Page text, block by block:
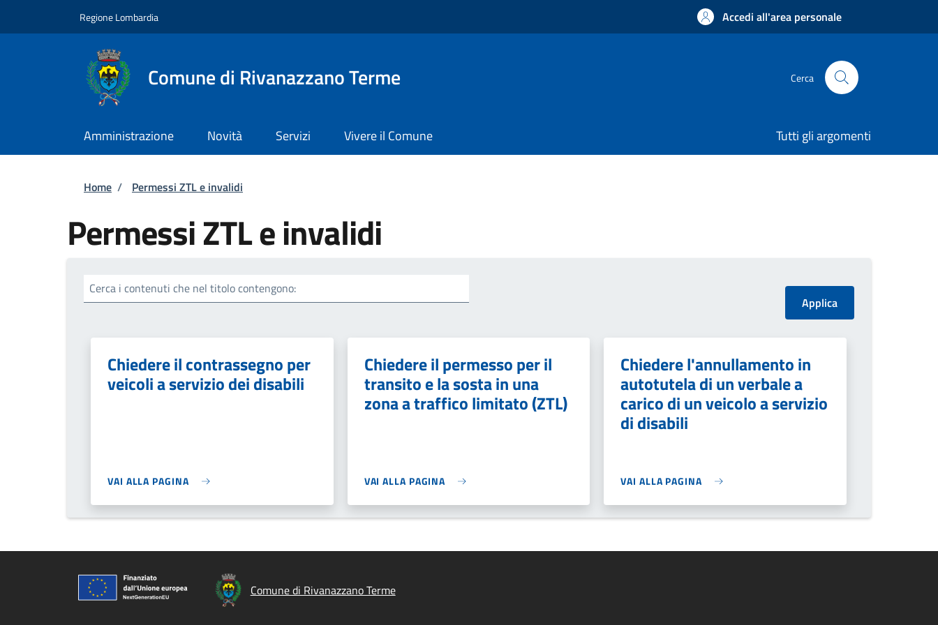
Regione Lombardia Accedi all'area personale
Comune di Rivanazzano Terme Cerca
Amministrazione Novità Servizi Vivere il Comune Tutti gli argomenti
Briciole di pane
Home / Permessi ZTL e invalidi
Permessi ZTL e invalidi
Cerca i contenuti che nel titolo contengono:
Chiedere il contrassegno per
veicoli a servizio dei disabili
VAI ALLA PAGINA
Chiedere il permesso per il
transito e la sosta in una
zona a traffico limitato (ZTL)
VAI ALLA PAGINA
Chiedere l'annullamento in
autotutela di un verbale a
carico di un veicolo a servizio
di disabili
VAI ALLA PAGINA
Comune di Rivanazzano Terme